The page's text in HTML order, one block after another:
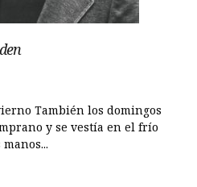
También los domingos
y se vestía en el frío